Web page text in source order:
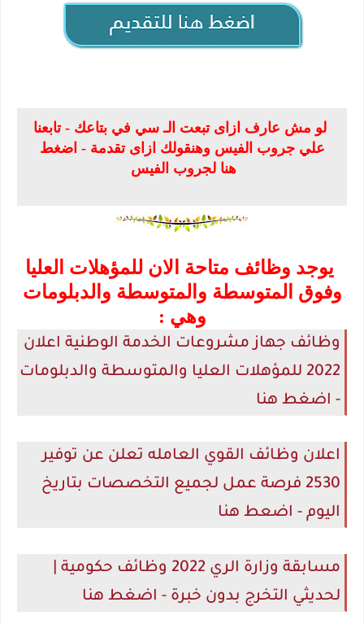
لو مش عارف ازاى تبعت الـ سي في بتاعك - تابعنا
علي جروب الفيس وهنقولك ازاى تقدمة - اضغط
هنا لجروب الفيس
يوجد وظائف متاحة الان للمؤهلات العليا
وفوق المتوسطة والمتوسطة والدبلومات
وهي :
وظائف جهاز مشروعات الخدمة الوطنية اعلان
2022 للمؤهلات العليا والمتوسطة والدبلومات
- اضغط هنا
اعلان وظائف القوي العامله تعلن عن توفير
2530 فرصة عمل لجميع التخصصات بتاريخ
اليوم - اضعط هنا
مسابقة وزارة الري 2022 وظائف حكومية |
لحديثي التخرج بدون خبرة - اضغط هنا